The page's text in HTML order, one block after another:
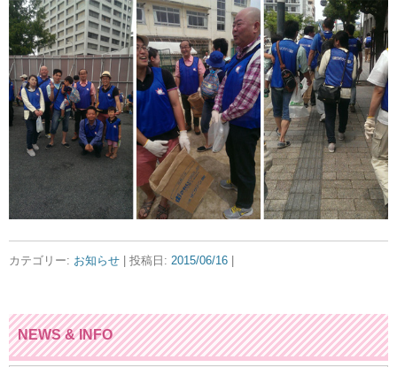
カテゴリー: お知らせ | 投稿日: 2015/06/16
NEWS & INFO